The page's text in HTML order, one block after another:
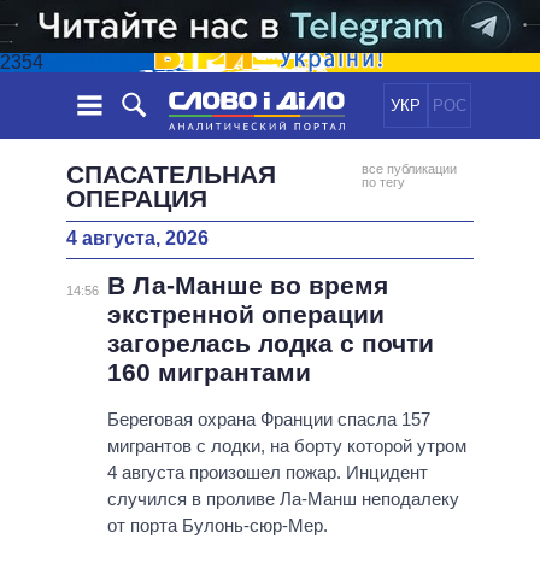
2354
УКР РОС
НОВОСТИ
ЛЕНТА
СОБЫТИЯ
СТАТЬИ
МНЕНИЯ
ОБЗОРЫ
ПОЛИТИКА
ЭКОНОМИКА
ОБЩЕСТВО
МИР
ОБЕЩАНИЯ
ПОЛИТИКИ
ВСЕ ПОЛИТИКИ
ПРЕЗИДЕНТ И ОФИС
КАБИНЕТ МИНИСТРОВ
ГЛАВЫ ОБЛАДМИНИСТРАЦИЙ
МЭРЫ
ВСЕ ПЕРСОНЫ
ИНФОГРАФИКА
ВИДЕО
ПОДДЕРЖАТЬ
СРАВНЕНИЕ ПОЛИТИКОВ
СПАСАТЕЛЬНАЯ
ОПЕРАЦИЯ
все публикации
по тегу
4 августа, 2026
14:56
В Ла-Манше во время
экстренной операции
загорелась лодка с почти
160 мигрантами
Береговая охрана Франции спасла 157
мигрантов с лодки, на борту которой утром
4 августа произошел пожар. Инцидент
случился в проливе Ла-Манш неподалеку
от порта Булонь-сюр-Мер.